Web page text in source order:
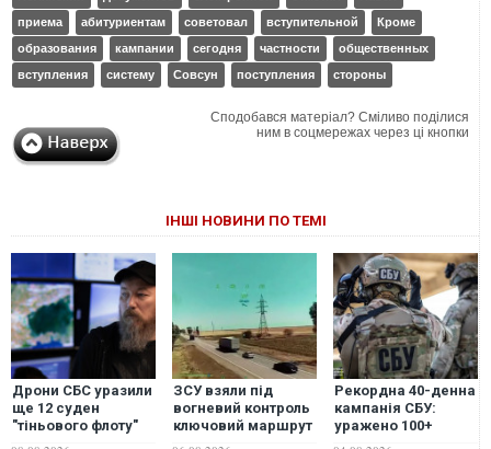
приема
абитуриентам советовал вступительной
Кроме
образования
кампании сегодня частности
общественных
вступления
систему Совсун поступления стороны
Сподобався матеріал? Сміливо поділися
ним в соцмережах через ці кнопки
ІНШІ НОВИНИ ПО ТЕМІ
Дрони СБС уразили
ще 12 суден
"тіньового флоту"
ЗСУ взяли під
вогневий контроль
ключовий маршрут
Рекордна 40-денна
кампанія СБУ:
уражено 100+